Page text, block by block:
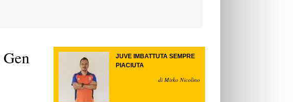
JUVE IMBATTUTA SEMPRE
PIACIUTA
di Mirko Nicolino